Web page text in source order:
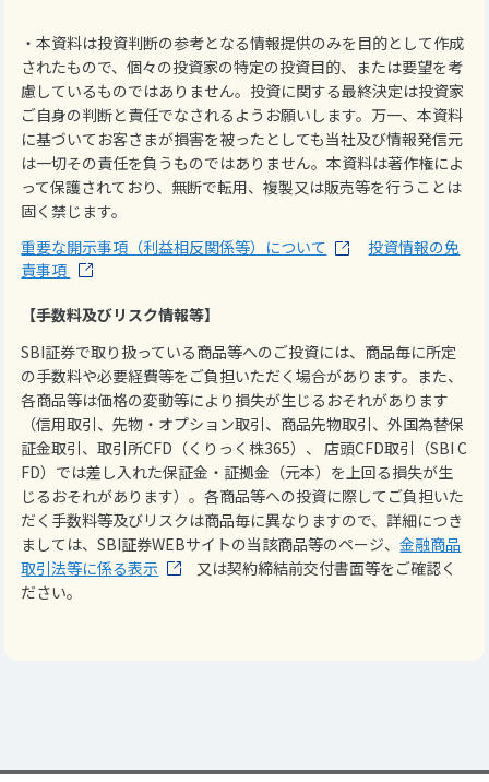
・本資料は投資判断の参考となる情報提供のみを目的として作成
されたもので、個々の投資家の特定の投資目的、または要望を考
慮しているものではありません。投資に関する最終決定は投資家
ご自身の判断と責任でなされるようお願いします。万一、本資料
に基づいてお客さまが損害を被ったとしても当社及び情報発信元
は一切その責任を負うものではありません。本資料は著作権によ
って保護されており、無断で転用、複製又は販売等を行うことは
固く禁じます。
重要な開示事項（利益相反関係等）について
投資情報の免
責事項
【手数料及びリスク情報等】
SBI証券で取り扱っている商品等へのご投資には、商品毎に所定
の手数料や必要経費等をご負担いただく場合があります。また、
各商品等は価格の変動等により損失が生じるおそれがあります
（信用取引、先物・オプション取引、商品先物取引、外国為替保
証金取引、取引所CFD（くりっく株365）、 店頭CFD取引（SBI C
FD）では差し入れた保証金・証拠金（元本）を上回る損失が生
じるおそれがあります）。各商品等への投資に際してご負担いた
だく手数料等及びリスクは商品毎に異なりますので、詳細につき
ましては、SBI証券WEBサイトの当該商品等のページ、金融商品
取引法等に係る表示
又は契約締結前交付書面等をご確認く
ださい。